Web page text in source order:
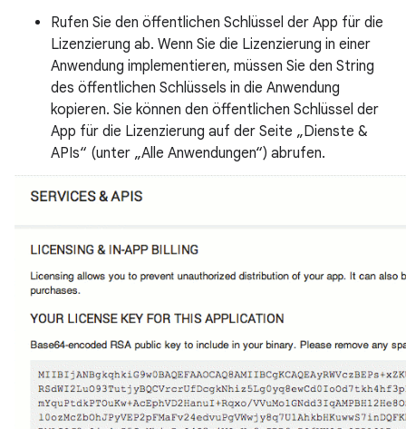
Rufen Sie den öffentlichen Schlüssel der App für die
Lizenzierung ab. Wenn Sie die Lizenzierung in einer
Anwendung implementieren, müssen Sie den String
des öffentlichen Schlüssels in die Anwendung
kopieren. Sie können den öffentlichen Schlüssel der
App für die Lizenzierung auf der Seite „Dienste &
APIs“ (unter „Alle Anwendungen“) abrufen.